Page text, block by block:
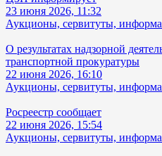
23 июня 2026, 11:32
Аукционы, сервитуты,
О результатах надзорной
транспортной прокуратуры
22 июня 2026, 16:10
Аукционы, сервитуты,
Росреестр сообщает
22 июня 2026, 15:54
Аукционы, сервитуты,